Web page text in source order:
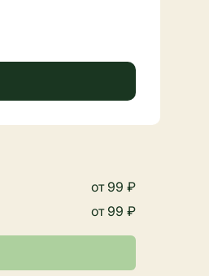
от 99 ₽
от 99 ₽